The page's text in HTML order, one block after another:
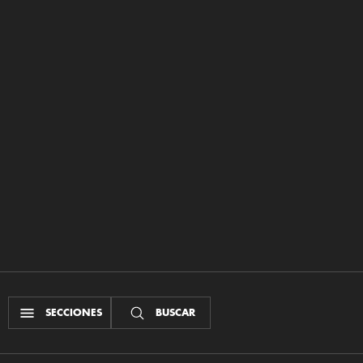
SECCIONES BUSCAR